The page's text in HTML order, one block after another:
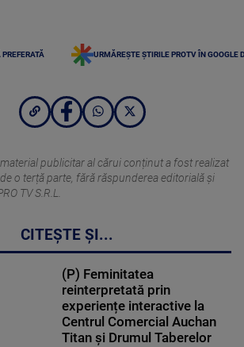
URMĂREȘTE ȘTIRILE PROTV ÎN GOOGLE
publicitar al cărui conținut a fost realizat
o terță parte, fără răspunderea editorială şi
TV S.R.L.
CITEȘTE ȘI...
(P) Feminitatea
reinterpretată prin
experiențe interactive la
Centrul Comercial Auchan
Titan și Drumul Taberelor